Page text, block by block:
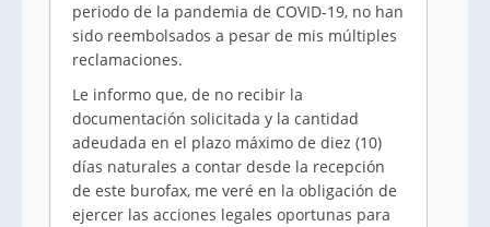
periodo de la pandemia de COVID-19, no han
sido reembolsados a pesar de mis múltiples
reclamaciones.
Le informo que, de no recibir la
documentación solicitada y la cantidad
adeudada en el plazo máximo de diez (10)
días naturales a contar desde la recepción
de este burofax, me veré en la obligación de
ejercer las acciones legales oportunas para